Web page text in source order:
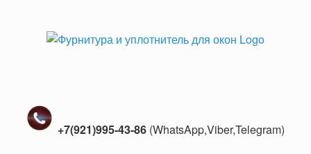
+7(921)995-43-86 (WhatsApp,Viber,Telegram)